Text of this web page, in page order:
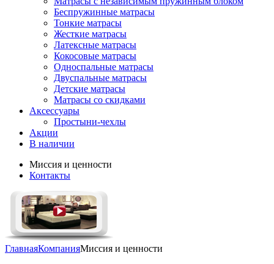
Беспружинные матрасы
Тонкие матрасы
Жесткие матрасы
Латексные матрасы
Кокосовые матрасы
Односпальные матрасы
Двуспальные матрасы
Детские матрасы
Матрасы со скидками
Аксессуары
Простыни-чехлы
Акции
В наличии
Миссия и ценности
Контакты
ГлавнаяКомпанияМиссия и ценности